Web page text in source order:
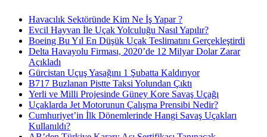
Havacılık Sektöründe Kim Ne İş Yapar ?
Evcil Hayvan İle Uçak Yolculuğu Nasıl Yapılır?
Boeing Bu Yıl En Düşük Uçak Teslimatını Gerçekleştirdi
Delta Havayolu Firması, 2020’de 12 Milyar Dolar Zarar
Açıkladı
Gürcistan Uçuş Yasağını 1 Şubatta Kaldırıyor
B717 Buzlanan Pistte Taksi Yolundan Çıktı
Yerli ve Milli Projesinde Güney Kore Savaş Uçağı
Uçaklarda Jet Motorunun Çalışma Prensibi Nedir?
Cumhuriyet’in İlk Dönemlerinde Hangi Savaş Uçakları
Kullanıldı?